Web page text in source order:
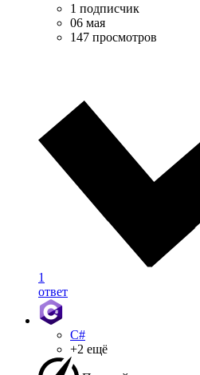
1 подписчик
06 мая
147 просмотров
1
ответ
C#
+2 ещё